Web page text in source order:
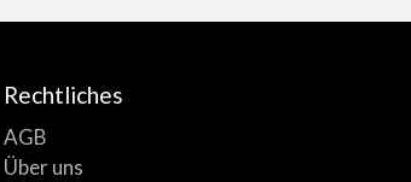
Rechtliches
AGB
Über uns